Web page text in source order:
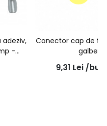
-
Conector cap de
galben,
9,31 Lei /buc